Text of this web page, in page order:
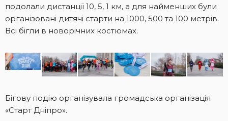
подолали дистанції 10, 5, 1 км, а для найменших були
організовані дитячі старти на 1000, 500 та 100 метрів.
Всі бігли в новорічних костюмах.
Бігову подію організувала громадська організація
«Старт Дніпро».